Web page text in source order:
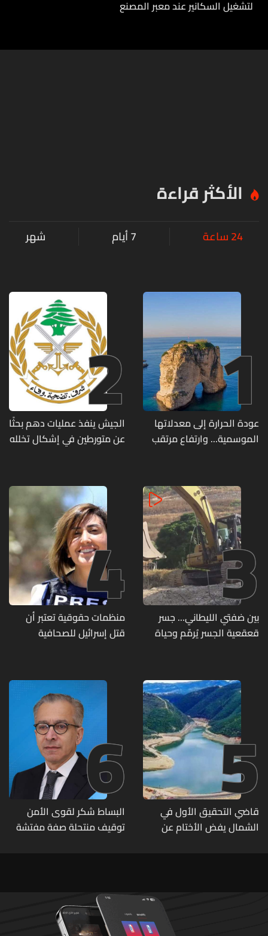
لتشغيل السكانير عند معبر المصنع
الأكثر قراءة
24 ساعة 7 أيام شهر
1
عودة الحرارة إلى معدلاتها
الموسمية... وارتفاع مرتقب
2
الجيش ينفذ عمليات دهم بحثًا
عن متورطين في إشكال تخلله
مزروعة بالماريجوانا
3
بين ضفتي الليطاني... جسر
قعقعية الجسر يُرمّم وحياة
4
منظمات حقوقية تعتبر أن
قتل إسرائيل للصحافية
5
قاضي التحقيق الأول في
الشمال يفض الأختام عن
6
البساط شكر لقوى الأمن
توقيف منتحلة صفة مفتشة